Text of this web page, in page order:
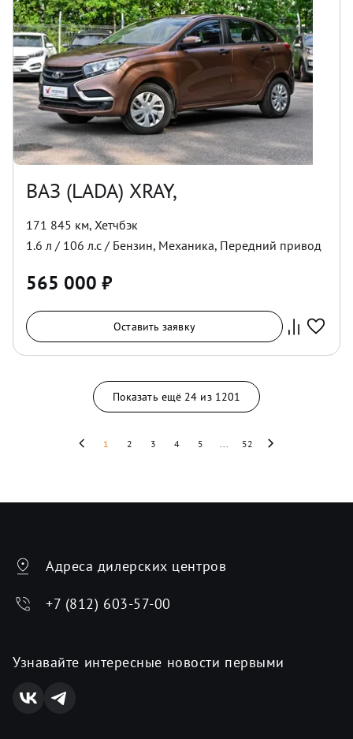
ВАЗ (LADA) XRAY,
171 845 км, Хетчбэк
1.6 л / 106 л.с / Бензин, Механика, Передний привод
565 000 ₽
Оставить заявку
Показать ещё 24 из 1201
1 2 3 4 5 52
Адреса дилерских центров
+7 (812) 603-57-00
Узнавайте интересные новости первыми